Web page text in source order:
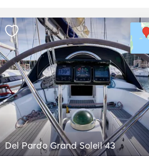
Del Pardo Grand Soleil 43